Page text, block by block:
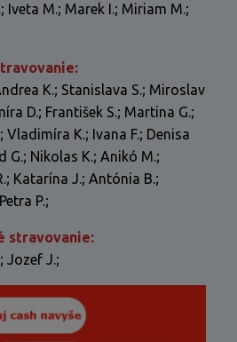
Iveta M.; Marek I.; Miriam M.;
K.; Stanislava S.; Miroslav
D.; František S.; Martina G.;
Vladimíra K.; Ivana F.; Denisa
G.; Nikolas K.; Anikó M.;
Katarína J.; Antónia B.;
P.;
stravovanie:
Jozef J.;